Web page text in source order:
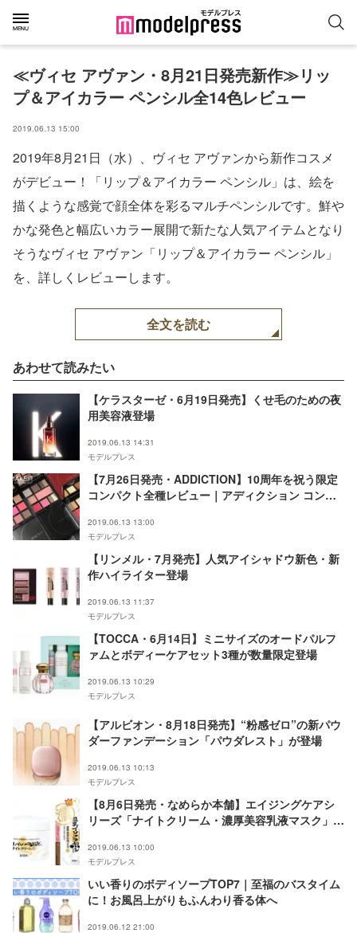
≪ヴィセ アヴァン・8月21日発売新作≫リッ
プ＆アイカラー ペンシル全14色レビュー
2019.06.13 15:00
2019年8月21日（水）、ヴィセ アヴァンから新作コスメ
がデビュー！「リップ＆アイカラー ペンシル」は、絵を
描くような感覚で顔全体を彩るマルチペンシルです。鮮や
かな発色と幅広いカラー展開で新たな人気アイテムとなり
そうなヴィセ アヴァン「リップ＆アイカラー ペンシル」
を、詳しくレビューします。
全文を読む
あわせて読みたい
【ケラスターゼ・6月19日発売】くせ毛のための夜
用美容液登場
2019.06.13 14:31
モデルプレス
【7月26日発売・ADDICTION】10周年を祝う限定
コンパクト全種レビュー｜アディクション コンパ
2019.06.13 13:00
モデルプレス
【リンメル・7月発売】人気アイシャドウ新色・新
作ハイライター登場
2019.06.13 11:37
モデルプレス
【TOCCA・6月14日】ミニサイズのオードパルフ
ァムとボディーケアセット3種が数量限定登場
2019.06.13 10:29
モデルプレス
【アルビオン・8月18日発売】“粉感ゼロ”の新パウ
ダーファンデーション「パウダレスト」が登場
2019.06.13 10:13
モデルプレス
【8月6日発売・なめらか本舗】エイジングケアシ
リーズ「ナイトクリーム・濃厚美容乳液マスク」新
2019.06.13 10:00
モデルプレス
いい香りのボディソープTOP7｜至福のバスタイム
に！お風呂上がりもふんわり香る体へ
2019.06.12 21:00